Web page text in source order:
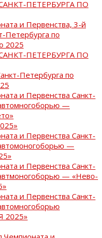
САНКТ-ПЕТЕРБУРГА ПО
и Первенства, 3-й
Петербурга по
2025
ПЕТЕРБУРГА ПО
Петербурга по
и Первенства Санкт-
—
и Первенства Санкт-
—
и Первенства Санкт-
— «Нево-
и Первенства Санкт-
2025»